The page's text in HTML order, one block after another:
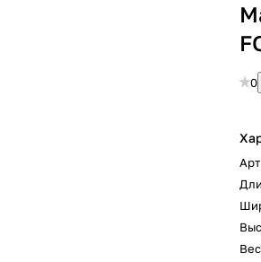
0
Вес
Добавляйте
Оплачивайте
% картой